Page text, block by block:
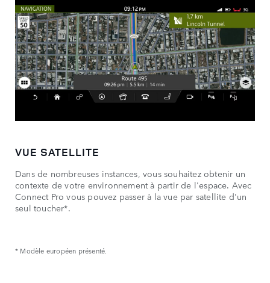
VUE SATELLITE
Dans de nombreuses instances, vous souhaitez obtenir un
contexte de votre environnement à partir de l'espace. Avec
Connect Pro vous pouvez passer à la vue par satellite d'un
seul toucher*.
* Modèle européen présenté.